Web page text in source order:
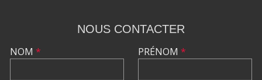
NOUS CONTACTER
NOM * PRÉNOM *